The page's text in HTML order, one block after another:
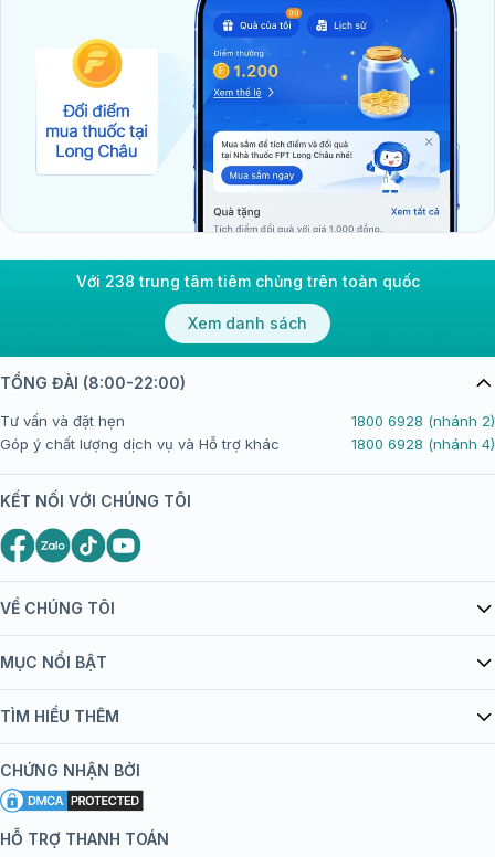
Với 238 trung tâm tiêm chủng trên toàn quốc
Xem danh sách
VỀ CHÚNG TÔI
Giới thiệu Tiêm Chủng FPT Long Châu
bán hàng
Chính sách nội dung
Chính sách bảo mật
Chính sách bảo mật dữ liệu cá nhân
MỤC NỔI BẬT
Danh mục vắc xin
Đội ngũ bác sĩ, chuyên gia
Hệ thống trung tâm tiêm chủng
TÌM HIỂU THÊM
Khuyến mãi
Tôi nên tiêm gì?
Tiêm chủng đi nước ngoài
CHỨNG NHẬN BỞI
HỖ TRỢ THANH TOÁN
TỔNG ĐÀI (8:00-22:00)
Tư vấn và đặt hẹn
1800 6928 (nhánh 2)
Góp ý chất lượng dịch vụ và Hỗ trợ khác
1800 6928 (nhánh 4)
KẾT NỐI VỚI CHÚNG TÔI